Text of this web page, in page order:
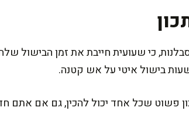
כי שעועית חייבת את זמן הבישול
פשוט שכל אחד יכול להכין, גם אם אתם